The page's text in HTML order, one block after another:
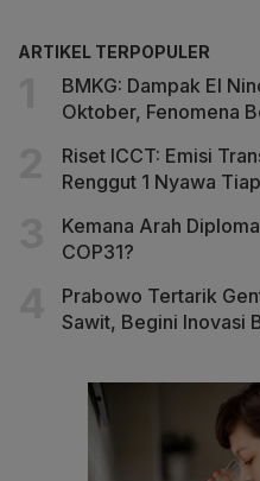
ARTIKEL TERPOPULER
BMKG: Dampak El
Oktober, Fenomena
Riset ICCT: Emisi
Renggut 1 Nyawa
Kemana Arah
COP31?
Prabowo Tertarik
Sawit, Begini Inovasi